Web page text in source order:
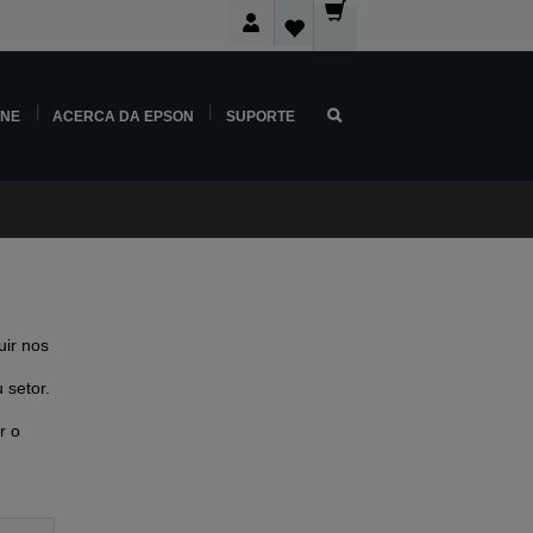
ACERCA DA EPSON SUPORTE
nos
setor.
o